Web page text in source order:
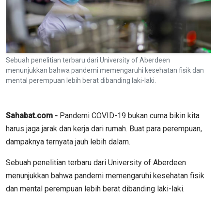
Sebuah penelitian terbaru dari University of Aberdeen
menunjukkan bahwa pandemi memengaruhi kesehatan fisik dan
mental perempuan lebih berat dibanding laki-laki.
Sahabat.com - Pandemi COVID-19 bukan cuma bikin kita
harus jaga jarak dan kerja dari rumah. Buat para perempuan,
dampaknya ternyata jauh lebih dalam.
Sebuah penelitian terbaru dari University of Aberdeen
menunjukkan bahwa pandemi memengaruhi kesehatan fisik
dan mental perempuan lebih berat dibanding laki-laki.